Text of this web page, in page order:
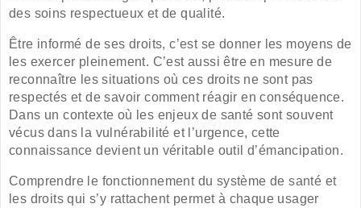
des soins respectueux et de qualité.
Être informé de ses droits, c’est se donner les moyens de
les exercer pleinement. C’est aussi être en mesure de
reconnaître les situations où ces droits ne sont pas
respectés et de savoir comment réagir en conséquence.
Dans un contexte où les enjeux de santé sont souvent
vécus dans la vulnérabilité et l’urgence, cette
connaissance devient un véritable outil d’émancipation.
Comprendre le fonctionnement du système de santé et
les droits qui s’y rattachent permet à chaque usager